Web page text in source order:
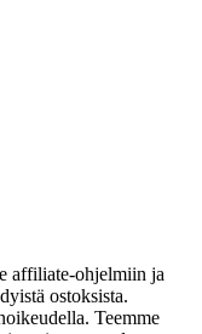
affiliate-ohjelmiin ja
ostoksista.
Teemme